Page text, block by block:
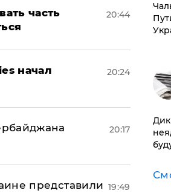
часть
20:44
начал
20:24
20:17
представили 19:49